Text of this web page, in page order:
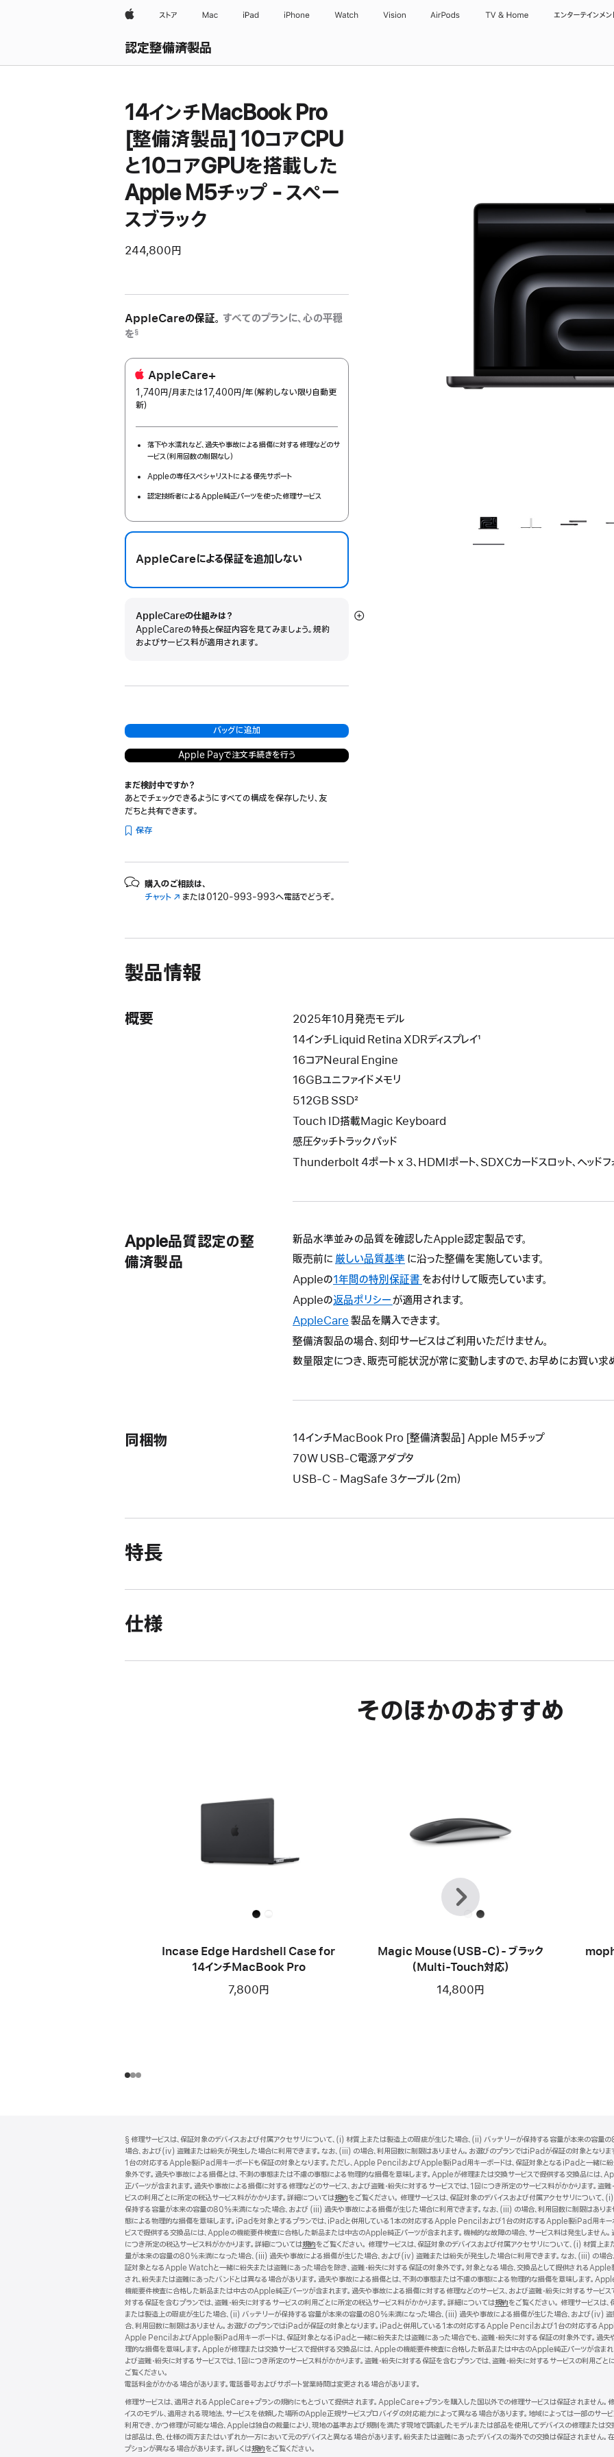
Appleストア Mac iPad iPhone Watch Vision AirPods TV & Home エンターテインメン
認定整備済製品
すべて表示
14インチMacBook Pro
[整備済製品] 10コアCPU
と10コアGPUを搭載した
Apple M5チップ - スペー
スブラック
244,800円
AppleCareの保証。 すべてのプランに、心の平穏
を§
AppleCare+
1,740円/月per
または17,400円/年年
（解約しない限り自動更
新）
落下や水濡れなど、過失や事故による損傷に対する修理などのサ
ービス（利用回数の制限なし）
Appleの専任スペシャリストによる優先サポート
認定技術者によるApple純正パーツを使った修理サービス
AppleCareによる保証を追加しない
AppleCareの仕組みは？
AppleCareの特長と保証内容を見てみましょう。規約
およびサービス料が適用されます。
詳
バッグに追加
Apple Payで注文手続きを行う
まだ検討中ですか？
あとでチェックできるようにすべての構成を保存したり、友
だちと共有できます。
保存
購入のご相談は、
チャット （新
イ
ド
ウ
または0120-993-993へ電話でどうぞ。
製品情報
概要
2025年10月発売モデル
14インチLiquid Retina XDRディスプレイ¹
16コアNeural Engine
16GBユニファイドメモリ
512GB SSD²
Touch ID搭載Magic Keyboard
感圧タッチトラックパッド
Thunderbolt 4ポート x 3、HDMIポート、SDXCカードスロット、ヘッド
Apple品質認定の整
備済製品
新品水準並みの品質を確認したApple認定製品です。
販売前に 厳しい品質基準 に沿った整備を実施しています。
Appleの1年間の特別保証書 こ
の
作
に
よ
ウ
ド
が
をお付けして販売しています。
Appleの返品ポリシーこ
の
作
に
い
ウ
イ
ウ
が適用されます。
AppleCare こ
の
作
よ
新
い
ウ
き
製品を購入できます。
整備済製品の場合、刻印サービスはご利用いただけません。
数量限定につき、販売可能状況が常に変動しますので、お早めにお買い求
同梱物
14インチMacBook Pro [整備済製品] Apple M5チップ
70W USB-C電源アダプタ
USB-C - MagSafe 3ケーブル（2m）
特長
仕様
そのほかのおすすめ
Incase Edge Hardshell Case for
14インチMacBook Pro
7,800円
Magic Mouse（USB-C）- ブラック
（Multi-Touch対応）
14,800円
前
へ
次
ッ
タ
ー
注
§ 修理サービスは、保証対象のデバイスおよび付属アクセサリについて、(i) 材質上または製造上の瑕疵が生じた場合、(ii) バッテリーが保持する容量が本来の容
場合、および(iv) 盗難または紛失が発生した場合に利用できます。なお、(iii) の場合、利用回数に制限はありません。お選びのプランではiPadが保証の対象とな
1台の対応するApple製iPad用キーボードも保証の対象となります。ただし、Apple PencilおよびApple製iPad用キーボードは、保証対象となるiPadと一緒に紛
象外です。過失や事故による損傷とは、不測の事態または不慮の事態による物理的な損傷を意味します。Appleが修理または交換サービスで提供する交換品には
正パーツが含まれます。過失や事故による損傷に対する修理などのサービス、および盗難・紛失に対するサービスでは、1回につき所定のサービス料がかかります。盗
ビスの利用ごとに所定の税込サービス料がかかります。詳細については規約（新
規
ウ
イ
ン
ド
ウ
で
開
き
ま
す）
をご覧ください。 修理サービスは、保証対象のデバイスおよび付属アクセサリについて
保持する容量が本来の容量の80%未満になった場合、および (iii) 過失や事故による損傷が生じた場合に利用できます。なお、(iii) の場合、利用回数に制限はあり
態による物理的な損傷を意味します。iPadを対象とするプランでは、iPadと併用している1本の対応するApple Pencilおよび1台の対応するApple製iPad用キー
ビスで提供する交換品には、Appleの機能要件検査に合格した新品または中古のApple純正パーツが含まれます。機械的な故障の場合、サービス料は発生しません
につき所定の税込サービス料がかかります。詳細については規約（新
規
ウ
イ
ン
ド
ウ
で
開
き
ま
をご覧ください。 修理サービスは、保証対象のデバイスおよび付属アクセサリについて、(i) 材質上
量が本来の容量の80%未満になった場合、(iii) 過失や事故による損傷が生じた場合、および(iv) 盗難または紛失が発生した場合に利用できます。なお、(iii) の場
証対象となるApple Watchと一緒に紛失または盗難にあった場合を除き、盗難・紛失に対する保証の対象外です。対象となる場合、交換品として提供されるApple
され、紛失または盗難にあったバンドとは異なる場合があります。過失や事故による損傷とは、不測の事態または不慮の事態による物理的な損傷を意味します。
機能要件検査に合格した新品または中古のApple純正パーツが含まれます。過失や事故による損傷に対する修理などのサービス、および盗難・紛失に対するサービス
対する保証を含むプランでは、盗難・紛失に対するサービスの利用ごとに所定の税込サービス料がかかります。詳細については規約（新
規
ウ
イ
ン
ド
き
ま
す）
をご覧ください。 修理サービスは
または製造上の瑕疵が生じた場合、(ii) バッテリーが保持する容量が本来の容量の80%未満になった場合、(iii) 過失や事故による損傷が生じた場合、および(iv)
合、利用回数に制限はありません。お選びのプランではiPadが保証の対象となります。iPadと併用している1本の対応するApple Pencilおよび1台の対応する
Apple PencilおよびApple製iPad用キーボードは、保証対象となるiPadと一緒に紛失または盗難にあった場合でも、盗難・紛失に対する保証の対象外です。過失
理的な損傷を意味します。Appleが修理または交換サービスで提供する交換品には、Appleの機能要件検査に合格した新品または中古のApple純正パーツが含まれ
よび盗難・紛失に対するサービスでは、1回につき所定のサービス料がかかります。盗難・紛失に対する保証を含むプランでは、盗難・紛失に対するサービスの利用ご
ご覧ください。
電話料金がかかる場合があります。電話番号およびサポート営業時間は変更される場合があります。
修理サービスは、適用されるAppleCare+プランの規約にもとづいて提供されます。AppleCare+プランを購入した国以外での修理サービスは保証されません。
イスのモデル、適用される現地法、サービスを依頼した場所のApple正規サービスプロバイダの対応能力によって異なる場合があります。地域によっては一部のサー
利用でき、かつ修理が可能な場合、Appleは独自の裁量により、現地の基準および規制を満たす現地で調達したモデルまたは部品を使用してデバイスの修理または
は部品は、色、仕様の両方またはいずれか一方において元のデバイスと異なる場合があります。紛失または盗難にあったデバイスの海外での交換は保証されません。
プションが異なる場合があります。詳しくは規約（新
をご覧ください。